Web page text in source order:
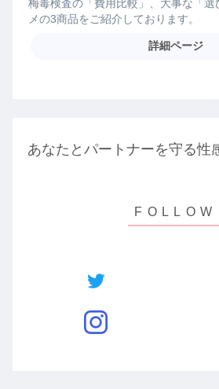
梅毒検査の「費用比較」、大事な「選
メの3商品をご紹介しております。
詳細ページ
あなたとパートナーを守る性